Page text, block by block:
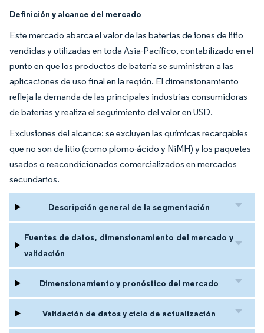
Definición y alcance del mercado
Este mercado abarca el valor de las baterías de iones de litio
vendidas y utilizadas en toda Asia-Pacífico, contabilizado en el
punto en que los productos de batería se suministran a las
aplicaciones de uso final en la región. El dimensionamiento
refleja la demanda de las principales industrias consumidoras
de baterías y realiza el seguimiento del valor en USD.
Exclusiones del alcance: se excluyen las químicas recargables
que no son de litio (como plomo-ácido y NiMH) y los paquetes
usados o reacondicionados comercializados en mercados
secundarios.
Descripción general de la segmentación
Fuentes de datos, dimensionamiento del mercado y
validación
Dimensionamiento y pronóstico del mercado
Validación de datos y ciclo de actualización